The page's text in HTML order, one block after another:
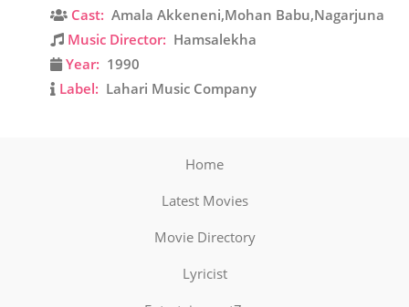
Cast: Amala Akkeneni,Mohan Babu,Nagarjuna
Music Director: Hamsalekha
Year: 1990
Label: Lahari Music Company
Home
Latest Movies
Movie Directory
Lyricist